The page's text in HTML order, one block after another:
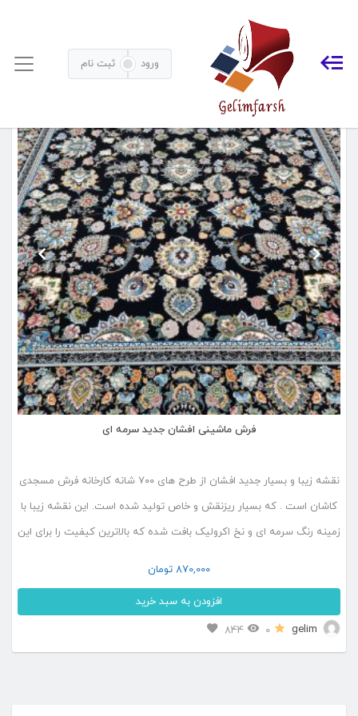
ورود ثبت نام
محصولات برچسب خورده “انواع فرش 700 شانه کاشان”
فرش ماشینی افشان جدید سرمه ای
نقشه زیبا و بسیار جدید افشان از طرح های ۷۰۰ شانه کارخانه فرش مسجدی
کاشان است . که بسیار ریزنقش و خاص تولید شده است. این نقشه زیبا با
زمینه رنگ سرمه ای و نخ اکرولیک بافت شده که بالاترین کیفیت را برای این
870,000 تومان
افزودن به سبد خرید
محصول
gelim
0
844